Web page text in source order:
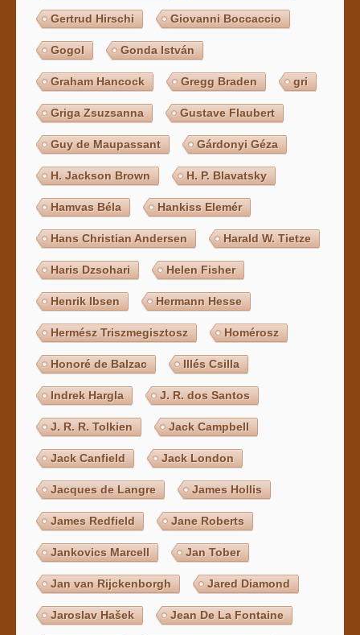
Gertrud Hirschi Giovanni Boccaccio
Gogol Gonda István
Graham Hancock Gregg Braden gri
Griga Zsuzsanna Gustave Flaubert
Guy de Maupassant Gárdonyi Géza
H. Jackson Brown H. P. Blavatsky
Hamvas Béla Hankiss Elemér
Hans Christian Andersen Harald W. Tietze
Haris Dzsohari Helen Fisher
Henrik Ibsen Hermann Hesse
Hermész Triszmegisztosz Homérosz
Honoré de Balzac Illés Csilla
Indrek Hargla J. R. dos Santos
J. R. R. Tolkien Jack Campbell
Jack Canfield Jack London
Jacques de Langre James Hollis
James Redfield Jane Roberts
Jankovics Marcell Jan Tober
Jan van Rijckenborgh Jared Diamond
Jaroslav Hašek Jean De La Fontaine